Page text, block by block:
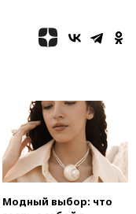
восстановлено
НПЗ на Кубани
после падения
дрона
сообщил о
сбитых на
Модный выбор: что